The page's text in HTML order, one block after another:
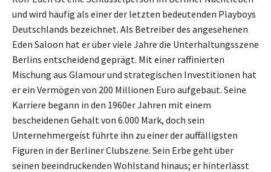
und wird häufig als einer der letzten bedeutenden Playboys
Deutschlands bezeichnet. Als Betreiber des angesehenen
Eden Saloon hat er über viele Jahre die Unterhaltungsszene
Berlins entscheidend geprägt. Mit einer raffinierten
Mischung aus Glamour und strategischen Investitionen hat
er ein Vermögen von 200 Millionen Euro aufgebaut. Seine
Karriere begann in den 1960er Jahren mit einem
bescheidenen Gehalt von 6.000 Mark, doch sein
Unternehmergeist führte ihn zu einer der auffälligsten
Figuren in der Berliner Clubszene. Sein Erbe geht über
seinen beeindruckenden Wohlstand hinaus; er hinterlässt